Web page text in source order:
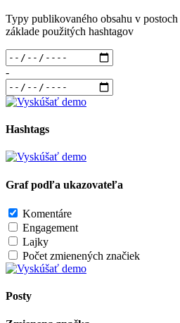
Typy publikovaného obsahu v
základe použitých hashtagov
-
Hashtags
Graf podľa ukazovateľa
Komentáre
Engagement
Lajky
Počet zmienených značiek
Posty